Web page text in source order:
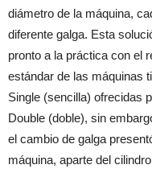
diámetro de la máquina,
diferente galga. Esta
pronto a la práctica con el
estándar de las máquinas
Single (sencilla) ofrecidas
Double (doble), sin
el cambio de galga
máquina, aparte del